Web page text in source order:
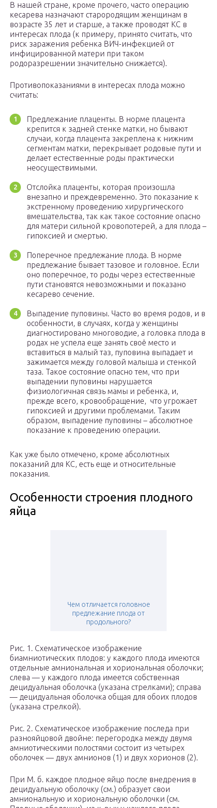
В нашей стране, кроме прочего, часто операцию
кесарева назначают старородящим женщинам в
возрасте 35 лет и старше, а также проводят КС в
интересах плода (к примеру, принято считать, что
риск заражения ребенка ВИЧ-инфекцией от
инфицированной матери при таком
родоразрешении значительно снижается).
Противопоказаниями в интересах плода можно
считать:
Предлежание плаценты. В норме плацента
крепится к задней стенке матки, но бывают
случаи, когда плацента закреплена к нижним
сегментам матки, перекрывает родовые пути и
делает естественные роды практически
неосуществимыми.
Отслойка плаценты, которая произошла
внезапно и преждевременно. Это показание к
экстренному проведению хирургического
вмешательства, так как такое состояние опасно
для матери сильной кровопотерей, а для плода –
гипоксией и смертью.
Поперечное предлежание плода. В норме
предлежание бывает тазовое и головное. Если
оно поперечное, то роды через естественные
пути становятся невозможными и показано
кесарево сечение.
Выпадение пуповины. Часто во время родов, и в
особенности, в случаях, когда у женщины
диагностировано многоводие, а головка плода в
родах не успела еще занять своё место и
вставиться в малый таз, пуповина выпадает и
зажимается между головой малыша и стенкой
таза. Такое состояние опасно тем, что при
выпадении пуповины нарушается
физиологичная связь мамы и ребенка, и,
прежде всего, кровообращение, что угрожает
гипоксией и другими проблемами. Таким
образом, выпадение пуповины – абсолютное
показание к проведению операции.
Как уже было отмечено, кроме абсолютных
показаний для КС, есть еще и относительные
показания.
Особенности строения плодного
яйца
Чем отличается головное
предлежание плода от
продольного?
Рис. 1. Схематическое изображение
биамниотических плодов: у каждого плода имеются
отдельные амниональная и хориональная оболочки;
слева — у каждого плода имеется собственная
децидуальная оболочка (указана стрелками); справа
— децидуальная оболочка общая для обоих плодов
(указана стрелкой).
Рис. 2. Схематическое изображение последа при
разнояйцовой двойне: перегородка между двумя
амниотическими полостями состоит из четырех
оболочек — двух амнионов (1) и двух хорионов (2).
При М. б. каждое плодное яйцо после внедрения в
децидуальную оболочку (см.) образует свои
амниональную и хориональную оболочки (см.